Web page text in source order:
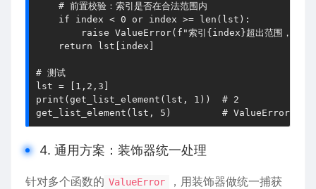
    # 前置校验：索引是否在合法范围内
    if index < 0 or index >= len(lst):
raise ValueError(f"索引{index}超出范围，列表
    return lst[index]
# 测试
lst = [1,2,3]
print(get_list_element(lst, 1))  # 2
4. 通用方案：装饰器统一处理
针对多个函数的 ValueError
，用装饰器做统一捕获